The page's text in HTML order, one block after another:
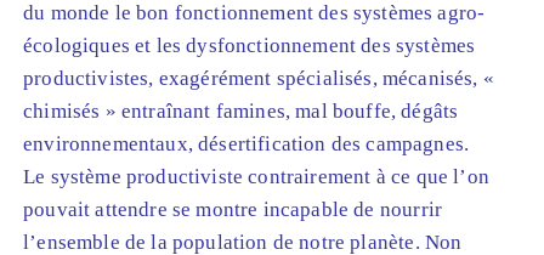
du monde le bon fonctionnement des systèmes agro-
écologiques et les dysfonctionnement des systèmes
productivistes, exagérément spécialisés, mécanisés, «
chimisés » entraînant famines, mal bouffe, dégâts
environnementaux, désertification des campagnes.
Le système productiviste contrairement à ce que l’on
pouvait attendre se montre incapable de nourrir
l’ensemble de la population de notre planète. Non